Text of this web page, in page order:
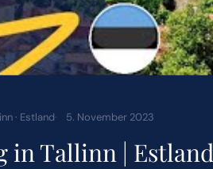
· Estland 5. November 2023
in Tallinn | Estland